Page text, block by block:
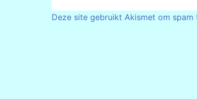
Deze site gebruikt Akismet om spam